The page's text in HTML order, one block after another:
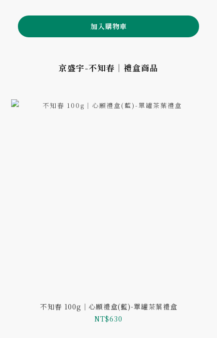
加入購物車
京盛宇-不知春｜禮盒商品
不知春 100g｜心願禮盒(藍)-單罐茶葉禮盒
NT$630